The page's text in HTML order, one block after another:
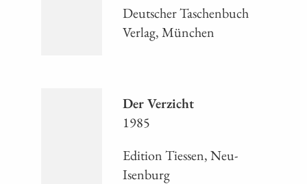
Deutscher Taschenbuch
Verlag, München
Der Verzicht
1985
Edition Tiessen, Neu-
Isenburg